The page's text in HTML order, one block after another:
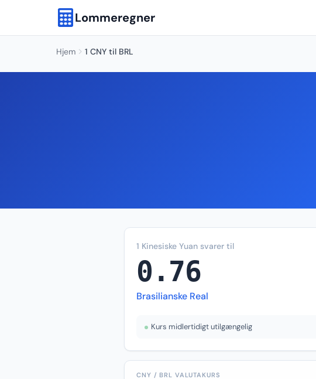
Lommeregner
Hjem 1 CNY til BRL
1 Kinesiske Yuan svarer til
0.76
Brasilianske Real
Kurs midlertidigt utilgængelig
CNY / BRL VALUTAKURS